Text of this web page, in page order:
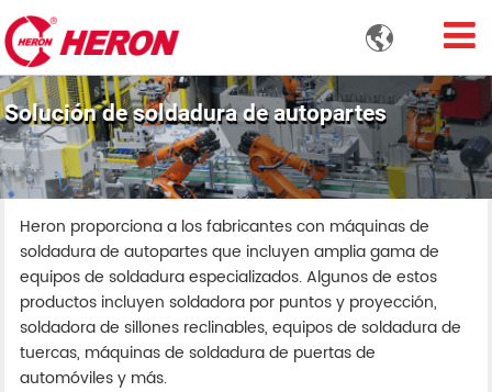

Solución de soldadura de autopartes
Heron proporciona a los fabricantes con máquinas de
soldadura de autopartes que incluyen amplia gama de
equipos de soldadura especializados. Algunos de estos
productos incluyen soldadora por puntos y proyección,
soldadora de sillones reclinables, equipos de soldadura de
tuercas, máquinas de soldadura de puertas de
automóviles y más.